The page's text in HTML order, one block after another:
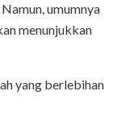
umumnya
menunjukkan
yang berlebihan